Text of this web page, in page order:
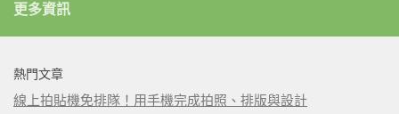
更多資訊
熱門文章
線上拍貼機免排隊！用手機完成拍照、排版與設計